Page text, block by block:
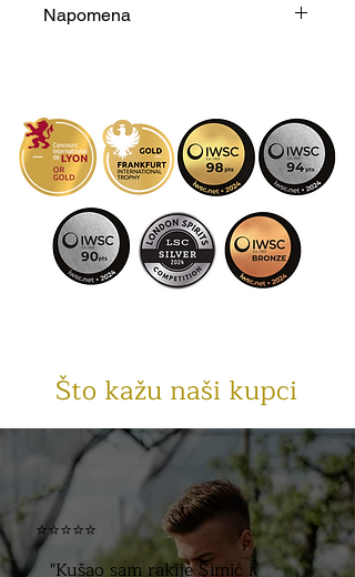
Napomena
proizvod Dunjevača Šimić te se
može kupiti samo kao dodatni
artikl ili kao dio poklon seta.
Što kažu naši kupci
⭐⭐⭐⭐⭐
"Kušao sam rakije Šimić i